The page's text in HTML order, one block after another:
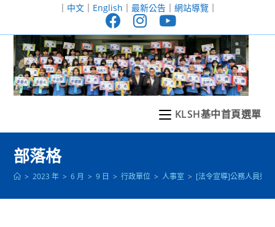
至
｜ 中文｜ English ｜ 最新公告｜ 網站導覽｜
KLSH基中首頁選單
部落格
> 2023 年 > 6 月 > 9 日 > 行政單位 > 人事室 > [法令宣導]公務人員退